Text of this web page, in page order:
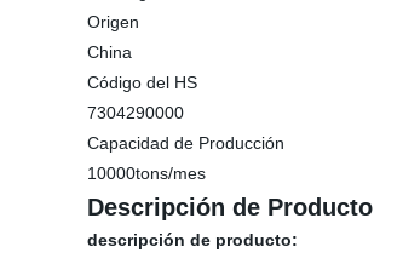
Origen
China
Código del HS
7304290000
Capacidad de Producción
10000tons/mes
Descripción de Producto
descripción de producto: